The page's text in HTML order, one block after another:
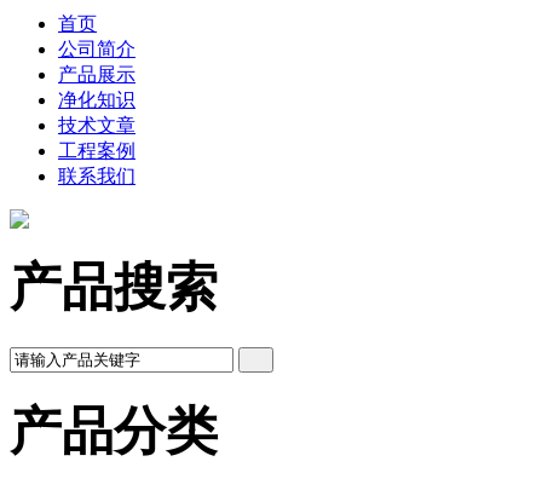
首页
公司简介
产品展示
净化知识
技术文章
工程案例
联系我们
产品搜索
产品分类